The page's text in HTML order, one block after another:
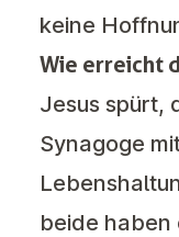
keine
Wie erreicht
Jesus spürt,
Synagoge
beide haben